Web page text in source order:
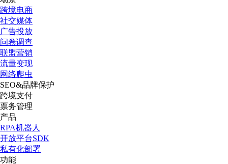
跨境电商
社交媒体
广告投放
问卷调查
联盟营销
流量变现
网络爬虫
SEO&品牌保护
跨境支付
票务管理
产品
RPA机器人
开放平台SDK
私有化部署
功能